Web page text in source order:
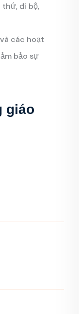
thứ, đi bộ,
các hoạt
bảo sự
giáo